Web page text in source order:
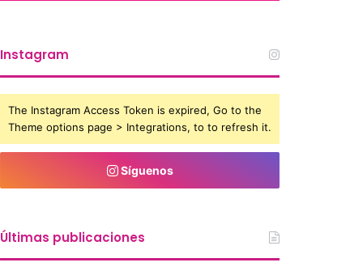
Instagram
The Instagram Access Token is expired, Go to the
Theme options page > Integrations, to to refresh it.
Síguenos
Últimas publicaciones